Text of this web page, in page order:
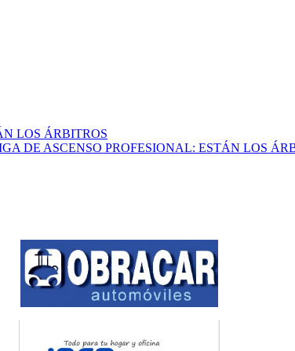
LOS ÁRBITROS
DE ASCENSO PROFESIONAL: ESTÁN LOS